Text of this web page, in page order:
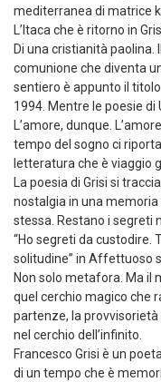
mediterranea di matrice
L’Itaca che è ritorno in
Di una cristianità paolina.
comunione che diventa
sentiero è appunto il
1994. Mentre le poesie di
L’amore, dunque.
tempo del sogno ci
letteratura che è viaggio
La poesia di Grisi si
nostalgia in una
stessa. Restano i segreti
“Ho segreti da custodire.
solitudine” in Affettuoso
Non solo metafora. Ma il
quel cerchio magico che
partenze, la provvisorietà
nel cerchio dell’infinito.
Francesco Grisi è un
di un tempo che è